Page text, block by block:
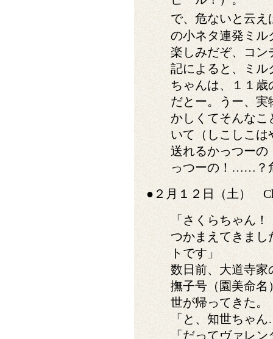
で、危ないと云え
の小ネタ連発ミル
楽しみだぞ、コン
記によると、ミル
ちゃんは、１１
だとー。うー、
かしくてそんな
いて（しこしこ
送れるかっつーの
っつーの！……？
●２月１２日（土）
「さくらちゃん
つかまえてきまし
トです」
数日前、大道寺家
撫子号（園美命名
世が帰ってきた。
「と、知世ちゃ
「だってヴァレ